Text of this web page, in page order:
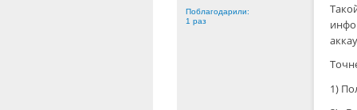
Поблагодарили:
1 раз
1)